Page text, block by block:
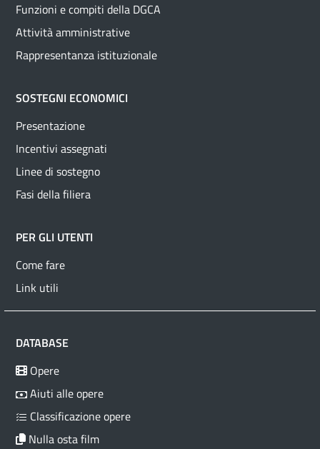
Funzioni e compiti della DGCA
Attività amministrative
Rappresentanza istituzionale
SOSTEGNI ECONOMICI
Presentazione
Incentivi assegnati
Linee di sostegno
Fasi della filiera
PER GLI UTENTI
Come fare
Link utili
DATABASE
Opere
Aiuti alle opere
Classificazione opere
Nulla osta film